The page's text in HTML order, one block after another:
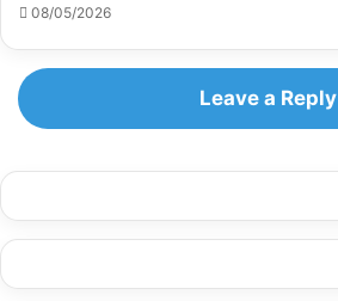
08/05/2026
Leave a Reply